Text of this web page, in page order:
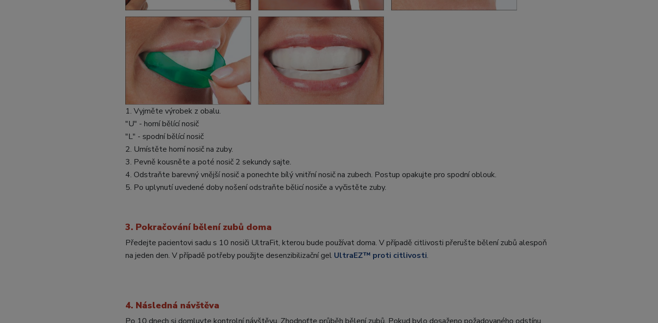
1. Vyjměte výrobek z obalu.
"U" - horní bělící nosič
"L" - spodní bělící nosič
2. Umístěte horní nosič na zuby.
3. Pevně kousněte a poté nosič 2 sekundy sajte.
4. Odstraňte barevný vnější nosič a ponechte bílý vnitřní nosič na zubech. Postup opakujte pro spodní oblouk.
5. Po uplynutí uvedené doby nošení odstraňte bělicí nosiče a vyčistěte zuby.
3. Pokračování bělení zubů doma
Předejte pacientovi sadu s 10 nosiči UltraFit, kterou bude používat doma. V případě citlivosti přerušte bělení zubů alespoň
na jeden den. V případě potřeby použijte desenzibilizační gel UltraEZ™ proti citlivosti.
4. Následná návštěva